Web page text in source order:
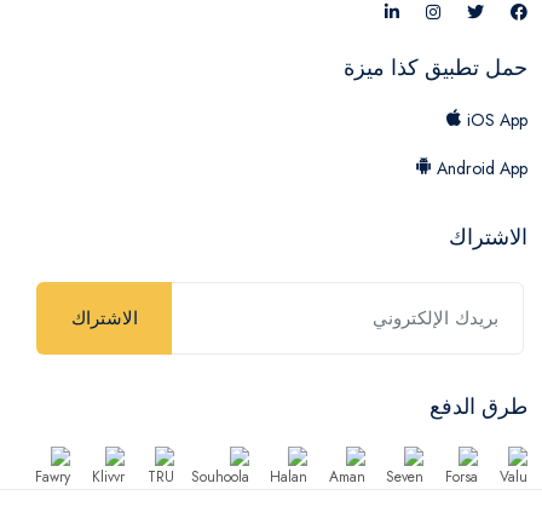
حمل تطبيق كذا ميزة
iOS App
Android App
الاشتراك
الاشتراك
طرق الدفع